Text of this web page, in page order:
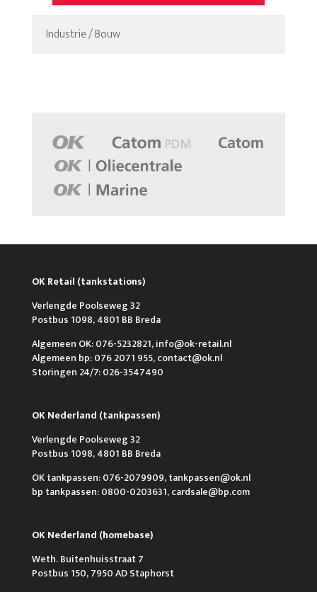
Industrie / Bouw
OK Retail (tankstations)
Verlengde Poolseweg 32
Postbus 1098, 4801 BB Breda
Algemeen OK: 076-5232821, info@ok-retail.nl
Algemeen bp: 076 2071 955, contact@ok.nl
Storingen 24/7: 026-3547490
OK Nederland (tankpassen)
Verlengde Poolseweg 32
Postbus 1098, 4801 BB Breda
OK tankpassen: 076-2079909, tankpassen@ok.nl
bp tankpassen: 0800-0203631, cardsale@bp.com
OK Nederland (homebase)
Weth. Buitenhuisstraat 7
Postbus 150, 7950 AD Staphorst